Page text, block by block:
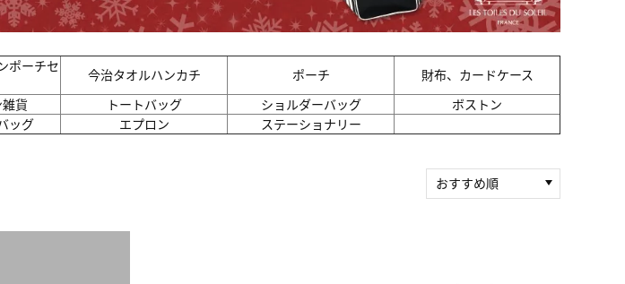
ポーチセ
今治タオルハンカチ ポーチ
財布、カードケース
貨 トートバッグ ショルダーバッグ
ボストン
ッグ エプロン ステーショナリー
おすすめ順